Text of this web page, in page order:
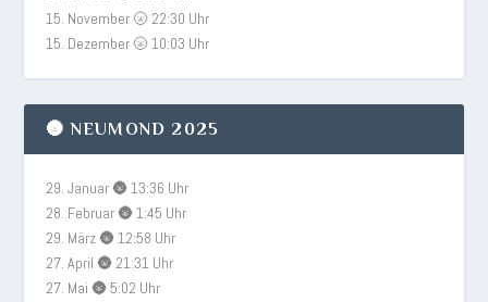
15. November 🌝 22:30 Uhr
15. Dezember 🌝 10:03 Uhr
🌚 NEUMOND 2025
29. Januar 🌚 13:36 Uhr
28. Februar 🌚 1:45 Uhr
29. März 🌚 12:58 Uhr
27. April 🌚 21:31 Uhr
27. Mai 🌚 5:02 Uhr